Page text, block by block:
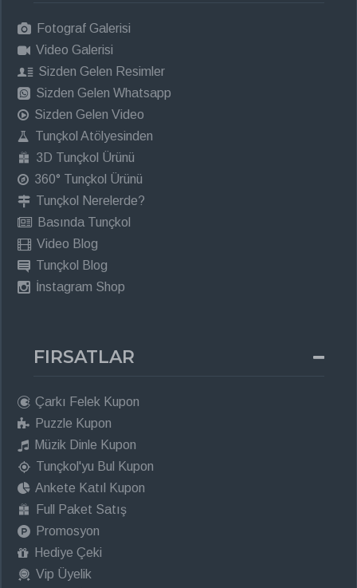
Fotograf Galerisi
Video Galerisi
Sizden Gelen Resimler
Sizden Gelen Whatsapp
Sizden Gelen Video
Tunçkol Atölyesinden
3D Tunçkol Ürünü
360° Tunçkol Ürünü
Tunçkol Nerelerde?
Basında Tunçkol
Video Blog
Tunçkol Blog
İnstagram Shop
FIRSATLAR
Çarkı Felek Kupon
Puzzle Kupon
Müzik Dinle Kupon
Tunçkol'yu Bul Kupon
Ankete Katıl Kupon
Full Paket Satış
Promosyon
Hediye Çeki
Vip Üyelik